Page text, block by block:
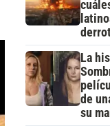
La
de
su